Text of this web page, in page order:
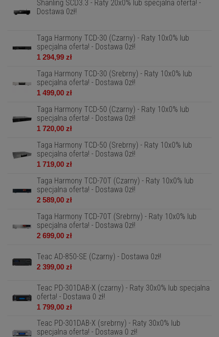
Shanling SCD3.3 - Raty 20x0% lub specjalna oferta! -
Dostawa 0zł!
Taga Harmony TCD-30 (Czarny) - Raty 10x0% lub
specjalna oferta! - Dostawa 0zł!
1 294,99 zł
Taga Harmony TCD-30 (Srebrny) - Raty 10x0% lub
specjalna oferta! - Dostawa 0zł!
1 499,00 zł
Taga Harmony TCD-50 (Czarny) - Raty 10x0% lub
specjalna oferta! - Dostawa 0zł!
1 720,00 zł
Taga Harmony TCD-50 (Srebrny) - Raty 10x0% lub
specjalna oferta! - Dostawa 0zł!
1 719,00 zł
Taga Harmony TCD-70T (Czarny) - Raty 10x0% lub
specjalna oferta! - Dostawa 0zł!
2 589,00 zł
Taga Harmony TCD-70T (Srebrny) - Raty 10x0% lub
specjalna oferta! - Dostawa 0zł!
2 699,00 zł
Teac AD-850-SE (Czarny) - Dostawa 0zł!
2 399,00 zł
Teac PD-301DAB-X (czarny) - Raty 30x0% lub specjalna
oferta! - Dostawa 0 zł!
1 799,00 zł
Teac PD-301DAB-X (srebrny) - Raty 30x0% lub
specjalna oferta! - Dostawa 0 zł!